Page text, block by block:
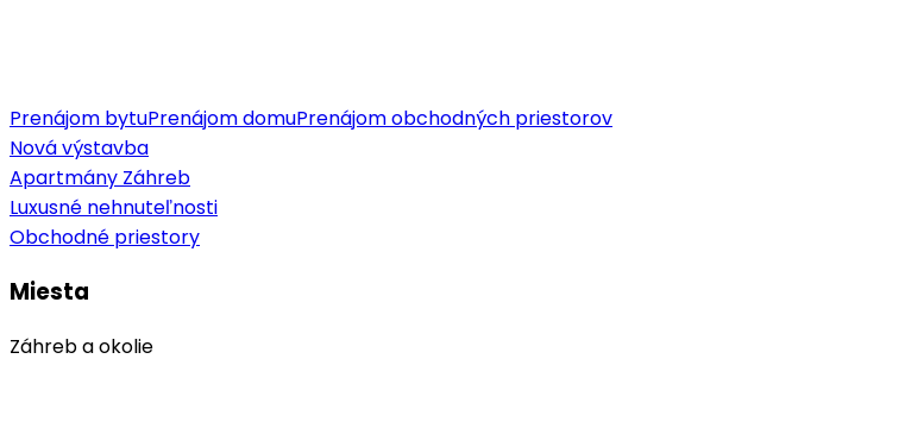
Prenájom bytuPrenájom domuPrenájom obchodných priestorov
Nová výstavba
Apartmány Záhreb
Luxusné nehnuteľnosti
Obchodné priestory
Miesta
Záhreb a okolie